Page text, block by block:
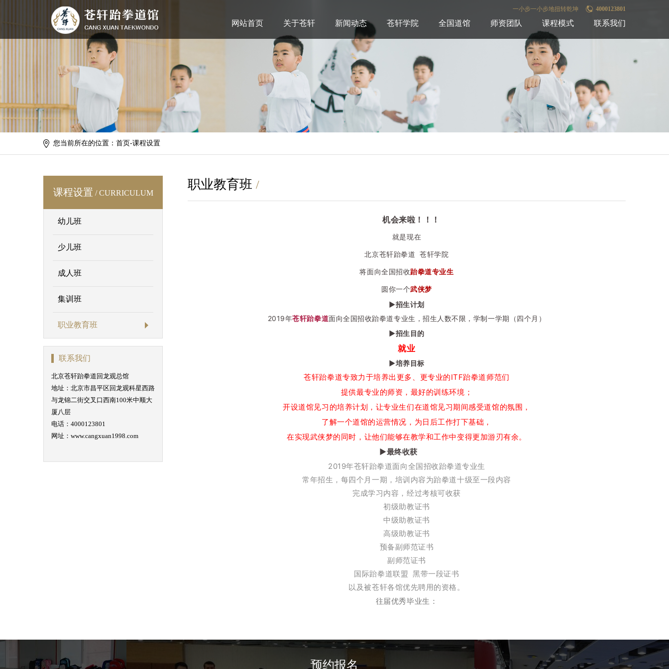
一小步一小步地扭转乾坤 4000123801
网站首页 关于苍轩 新闻动态 苍轩学院 全国道馆 师资团队 课程模式 联系我们
您当前所在的位置：首页-课程设置
课程设置 / CURRICULUM
幼儿班
少儿班
成人班
集训班
职业教育班
联系我们
北京苍轩跆拳道回龙观总馆
地址：北京市昌平区回龙观科星西路
与龙锦二街交叉口西南100米中顺大
厦八层
电话：4000123801
网址：www.cangxuan1998.com
职业教育班 /
机会来啦！！！
就是现在
北京苍轩跆拳道 苍轩学院
将面向全国招收跆拳道专业生
圆你一个武侠梦
▶招生计划
2019年苍轩跆拳道面向全国招收跆拳道专业生，招生人数不限 ，学制一学期（四个月）
▶招生目的
就业
▶培养目标
苍轩跆拳道专致力于培养出更多、更专业的ITF跆拳道师范们
提供最专业的师资，最好的训练环境；
开设道馆见习的培养计划，让专业生们在道馆见习期间感受道馆的氛围，
了解一个道馆的运营情况，为日后工作打下基础，
在实现武侠梦的同时， 让他们能够在教学和工作中变得更加游刃有余。
▶最终收获
2019年苍轩跆拳道面向全国招收跆拳道专业生
常年招生，每四个月一期，培训内容为跆拳道十级至一段内容
完成学习内容，经过考核可收获
初级助教证书
中级助教证书
高级助教证书
预备副师范证书
副师范证书
国际跆拳道联盟 黑带一段证书
以及被苍轩各馆优先聘用的资格。
往届优秀毕业生：
预约报名